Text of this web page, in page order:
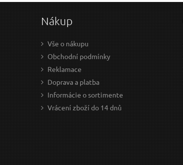
Nákup
Vše o nákupu
Obchodní podmínky
Reklamace
Doprava a platba
Informácie o sortimente
Vrácení zboží do 14 dnů